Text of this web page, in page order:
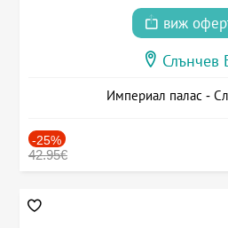
виж
Слънчев
Империал палас -
-25%
42.95€